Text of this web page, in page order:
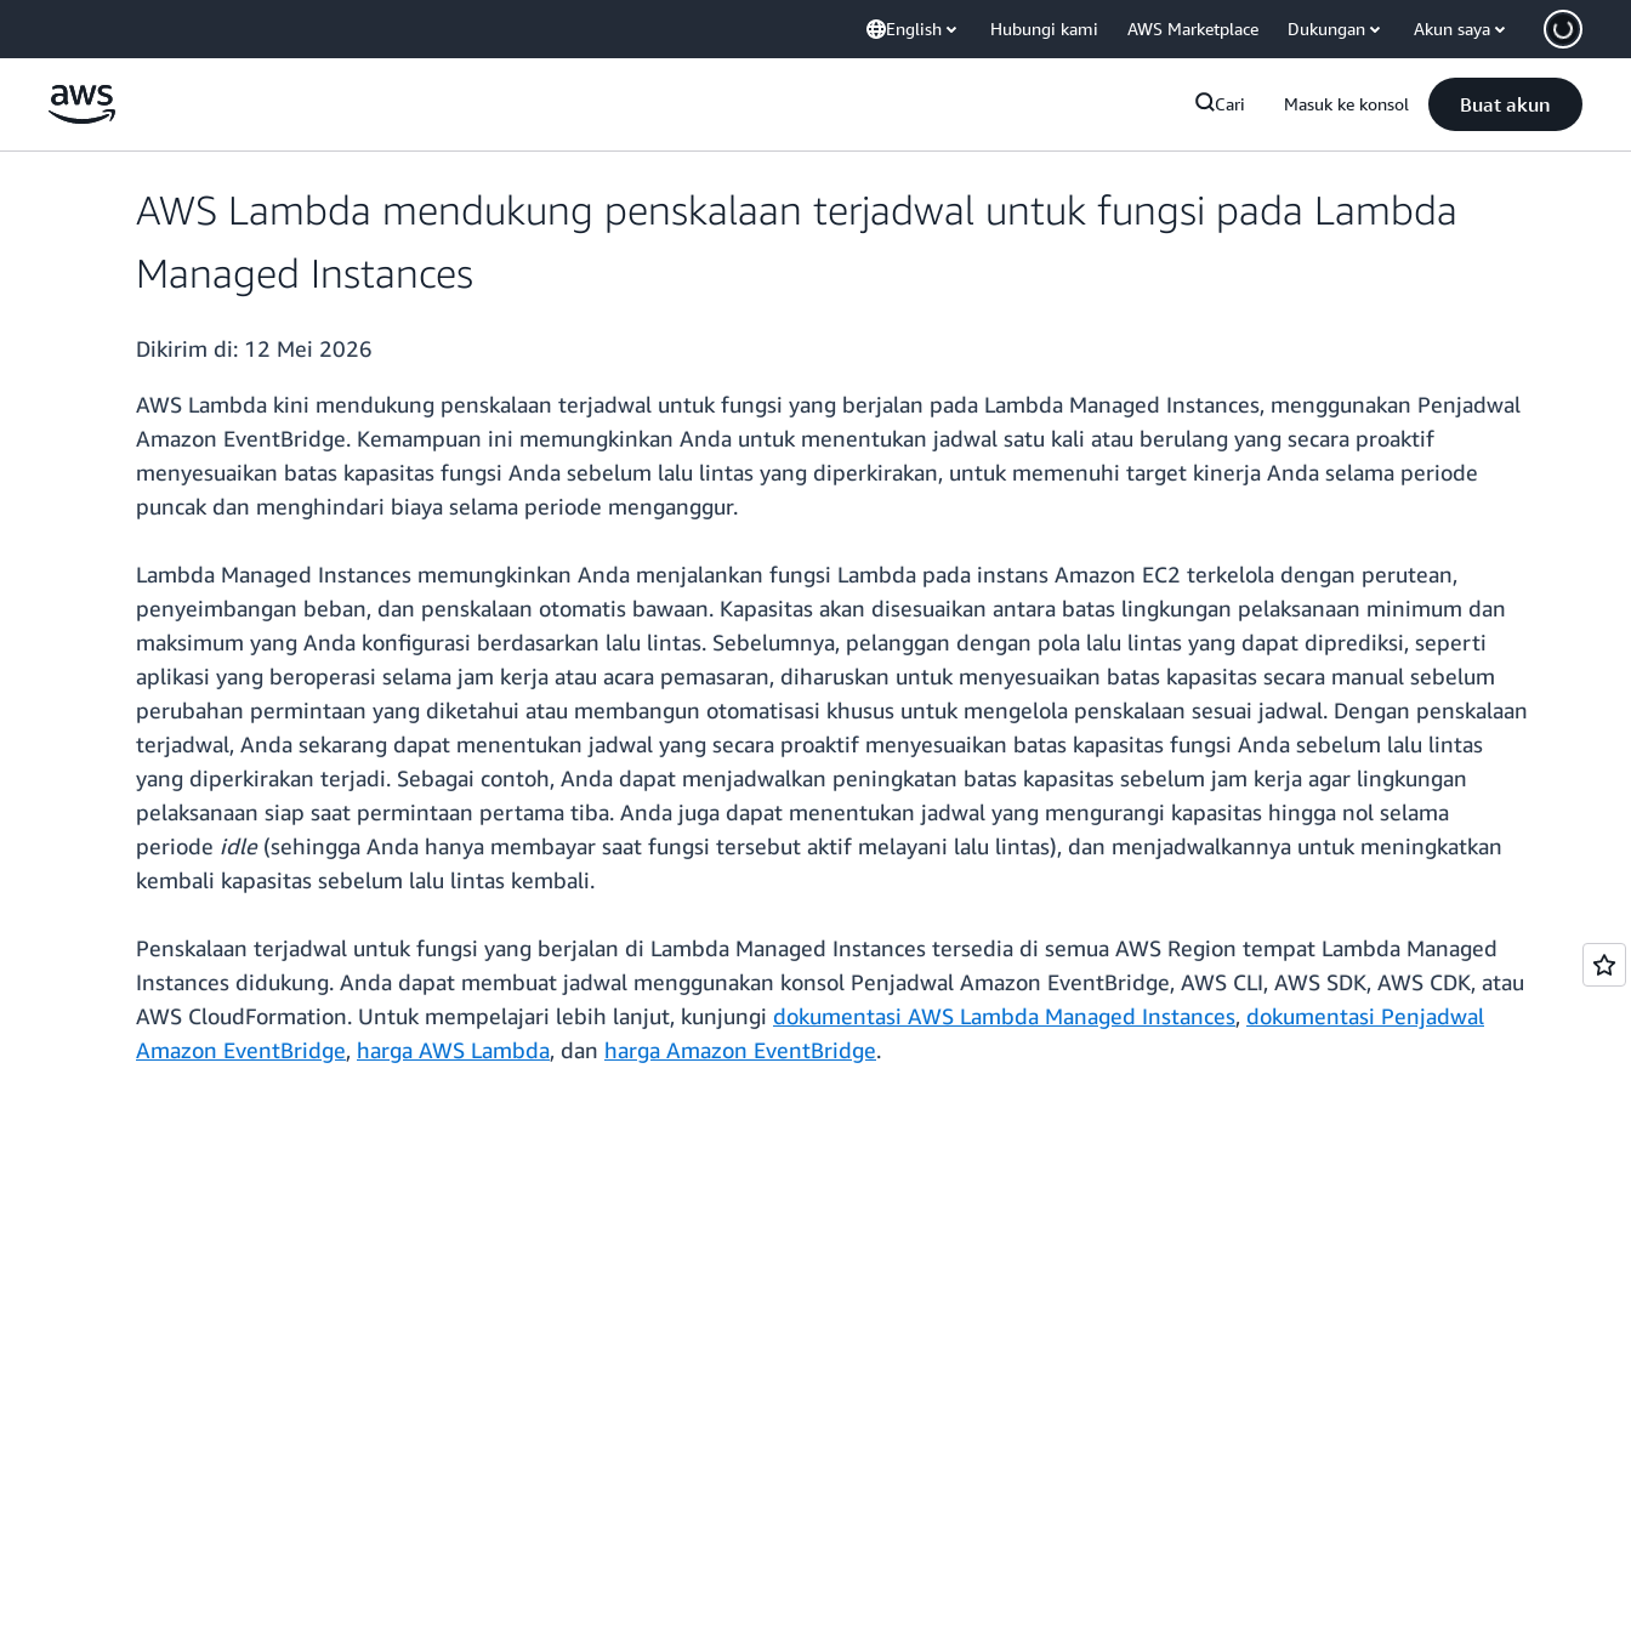
English Hubungi kami AWS Marketplace Dukungan Akun saya
Cari Masuk ke konsol Buat akun
AWS Lambda mendukung penskalaan terjadwal untuk fungsi pada Lambda
Managed Instances
Dikirim di: 12 Mei 2026
AWS Lambda kini mendukung penskalaan terjadwal untuk fungsi yang berjalan pada Lambda Managed Instances, menggunakan Penjadwal
Amazon EventBridge. Kemampuan ini memungkinkan Anda untuk menentukan jadwal satu kali atau berulang yang secara proaktif
menyesuaikan batas kapasitas fungsi Anda sebelum lalu lintas yang diperkirakan, untuk memenuhi target kinerja Anda selama periode
puncak dan menghindari biaya selama periode menganggur.
Lambda Managed Instances memungkinkan Anda menjalankan fungsi Lambda pada instans Amazon EC2 terkelola dengan perutean,
penyeimbangan beban, dan penskalaan otomatis bawaan. Kapasitas akan disesuaikan antara batas lingkungan pelaksanaan minimum dan
maksimum yang Anda konfigurasi berdasarkan lalu lintas. Sebelumnya, pelanggan dengan pola lalu lintas yang dapat diprediksi, seperti
aplikasi yang beroperasi selama jam kerja atau acara pemasaran, diharuskan untuk menyesuaikan batas kapasitas secara manual sebelum
perubahan permintaan yang diketahui atau membangun otomatisasi khusus untuk mengelola penskalaan sesuai jadwal. Dengan penskalaan
terjadwal, Anda sekarang dapat menentukan jadwal yang secara proaktif menyesuaikan batas kapasitas fungsi Anda sebelum lalu lintas
yang diperkirakan terjadi. Sebagai contoh, Anda dapat menjadwalkan peningkatan batas kapasitas sebelum jam kerja agar lingkungan
pelaksanaan siap saat permintaan pertama tiba. Anda juga dapat menentukan jadwal yang mengurangi kapasitas hingga nol selama
periode idle (sehingga Anda hanya membayar saat fungsi tersebut aktif melayani lalu lintas), dan menjadwalkannya untuk meningkatkan
kembali kapasitas sebelum lalu lintas kembali.
Penskalaan terjadwal untuk fungsi yang berjalan di Lambda Managed Instances tersedia di semua AWS Region tempat Lambda Managed
Instances didukung. Anda dapat membuat jadwal menggunakan konsol Penjadwal Amazon EventBridge, AWS CLI, AWS SDK, AWS CDK, atau
AWS CloudFormation. Untuk mempelajari lebih lanjut, kunjungi dokumentasi AWS Lambda Managed Instances, dokumentasi Penjadwal
Amazon EventBridge, harga AWS Lambda, dan harga Amazon EventBridge.